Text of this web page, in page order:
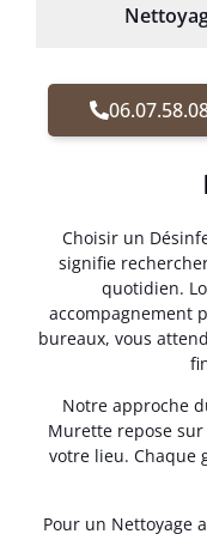
Choisir un
signifie
quotidien.
accompagnement
bureaux, vous
Notre approche
Murette repose
votre lieu. Chaque
Pour un Nettoyage